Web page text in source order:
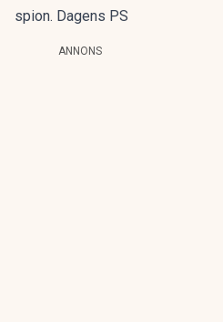
spion. Dagens PS
ANNONS